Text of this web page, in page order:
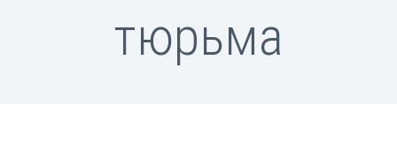
тюрьма